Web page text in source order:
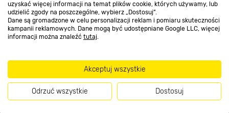
uzyskać więcej informacji na temat plików cookie, których używamy, lub
udzielić zgody na poszczególne, wybierz „Dostosuj”.
Dane są gromadzone w celu personalizacji reklam i pomiaru skuteczności
kampanii reklamowych. Dane mogą być udostępniane Google LLC, więcej
informacji można znaleźć tutaj.
Akceptuj wszystkie
Odrzuć wszystkie Dostosuj
Dołącz do nas
Metody płatności